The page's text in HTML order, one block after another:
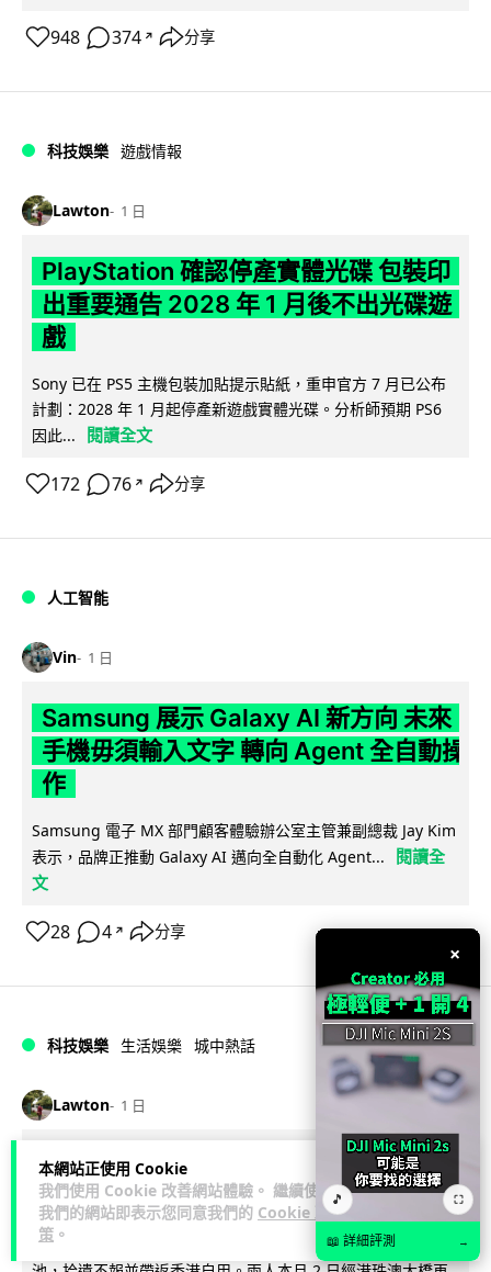
本網站正使用 Cookie
我們使用 Cookie 改善網站體驗。 繼續使用
我們的網站即表示您同意我們的 Cookie 政
策 。
948 374 ↗ 分享
科技娛樂 遊戲情報
Lawton 1 日
PlayStation 確認停產實體光碟 包裝印
出重要通告 2028 年 1 月後不出光碟遊
戲
Sony 已在 PS5 主機包裝加貼提示貼紙，重申官方 7 月已公布
計劃：2028 年 1 月起停產新遊戲實體光碟。分析師預期 PS6
因此...
閱讀全文
172 76 ↗ 分享
人工智能
Vin 1 日
Samsung 展示 Galaxy AI 新方向 未來
手機毋須輸入文字 轉向 Agent 全自動操
作
Samsung 電子 MX 部門顧客體驗辦公室主管兼副總裁 Jay Kim
表示，品牌正推動 Galaxy AI 邁向全自動化 Agent...
閱讀全
文
28 4 ↗ 分享
科技娛樂 生活娛樂 城中熱話
Lawton 1 日
港夫婦澳門的士拾相機 據為己有被的士
Cam 睇到 2 個月後再入境被捕
一對香港夫婦今年 5 月遊澳門乘的士拾獲他人遺留相機及電
×
🎵 ⛶
📖 詳細評測 →